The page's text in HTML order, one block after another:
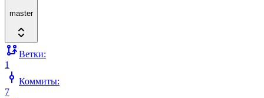
master
Ветки:
1
Коммиты:
7